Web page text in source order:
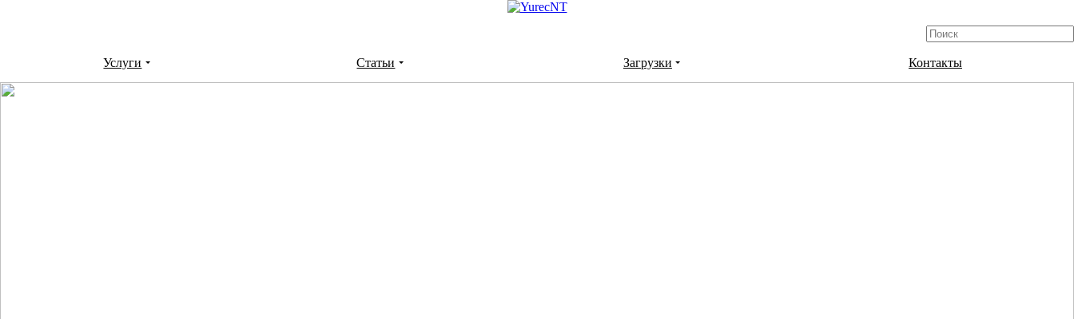
Услуги Статьи Загрузки Контакты